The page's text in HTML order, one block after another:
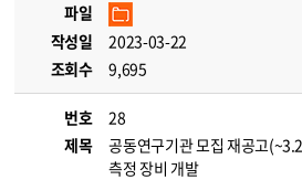
파일
작성일
2023-03-22
조회수
9,695
번호
28
제목
공동연구기관 모집 재공고
측정 장비 개발